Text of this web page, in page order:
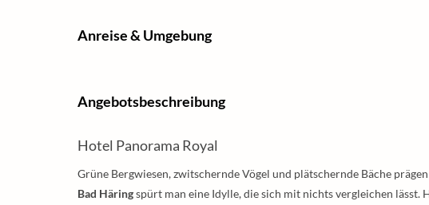
Anreise & Umgebung
Angebotsbeschreibung
Hotel Panorama Royal
Grüne Bergwiesen, zwitschernde Vögel und plätschernde Bäche
Bad Häringspürt man eine Idylle, die sich mit nichts vergleichen lässt.